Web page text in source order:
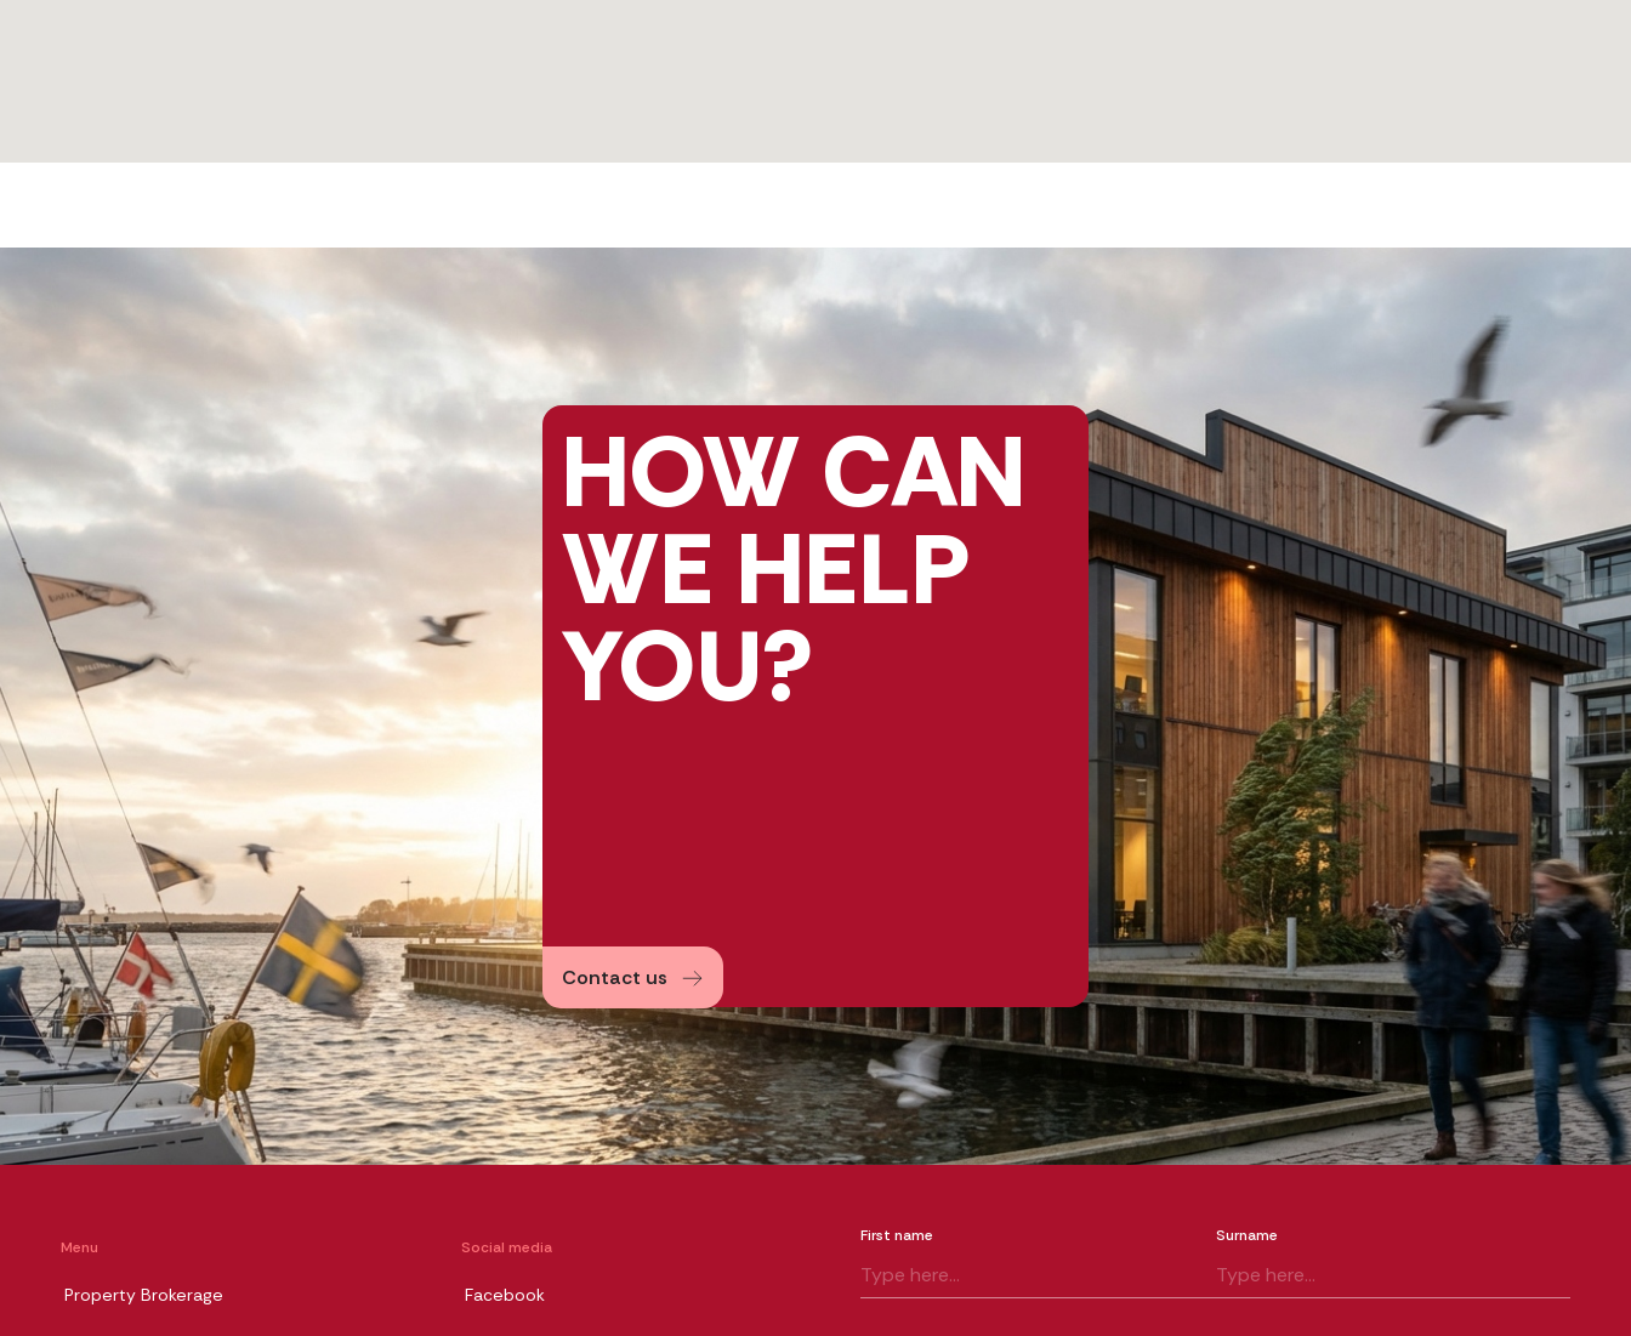
HOW CAN
WE HELP
YOU?
Contact us
Menu
Property Brokerage
Social media
Facebook
First name Surname